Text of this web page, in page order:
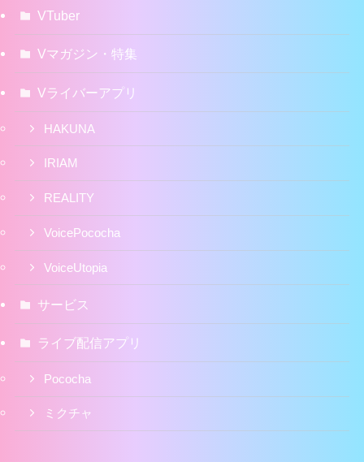
VTuber
Vマガジン・特集
Vライバーアプリ
HAKUNA
IRIAM
REALITY
VoicePococha
VoiceUtopia
サービス
ライブ配信アプリ
Pococha
ミクチャ